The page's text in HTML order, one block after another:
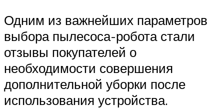
Одним из важнейших параметров
выбора пылесоса-робота стали
отзывы покупателей о
необходимости совершения
дополнительной уборки после
использования устройства.